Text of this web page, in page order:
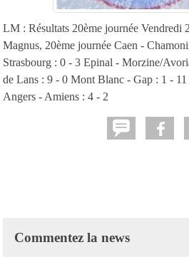
LM : Résultats 20ème journée Vendredi
Magnus, 20ème journée Caen -
Strasbourg : 0 - 3 Epinal - Morzine/
de Lans : 9 - 0 Mont Blanc - Gap : 1 -
Angers - Amiens : 4 - 2
Commentez la news